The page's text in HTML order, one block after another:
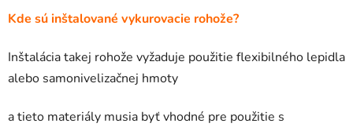
Kde sú inštalované vykurovacie rohože?
Inštalácia takej rohože vyžaduje použitie flexibilného lepidla
alebo samonivelizačnej hmoty
a tieto materiály musia byť vhodné pre použitie s